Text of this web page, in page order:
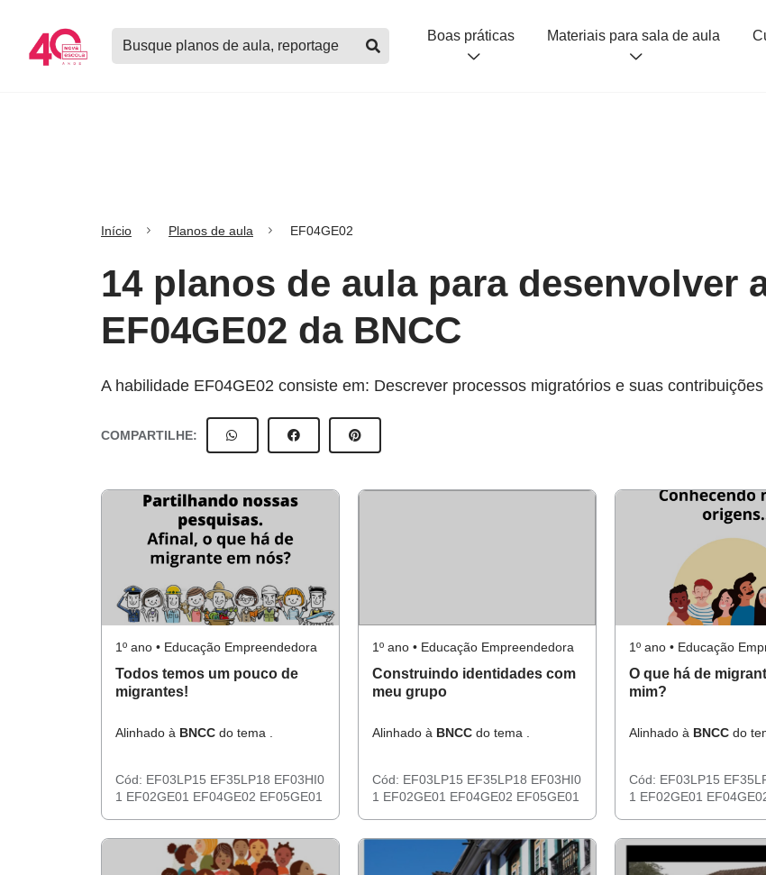
Buscar
planos
Boas práticas Materiais para sala de aula
Início Planos de aula EF04GE02
14 planos de aula para desenvolver
EF04GE02 da BNCC
A habilidade EF04GE02 consiste em: Descrever processos migratórios e suas
COMPARTILHE:
1º ano • Educação Empreendedora
Todos temos um pouco de
migrantes!
Alinhado à BNCC do tema .
Cód: EF03LP15 EF35LP18 EF03HI0
1 EF02GE01 EF04GE02 EF05GE01
1º ano • Educação Empreendedora
Construindo identidades com
meu grupo
Alinhado à BNCC do tema .
Cód: EF03LP15 EF35LP18 EF03HI0
1 EF02GE01 EF04GE02 EF05GE01
1º ano • Educação
O que há de
mim?
Alinhado à BNCC do
Cód: EF03LP15
1 EF02GE01